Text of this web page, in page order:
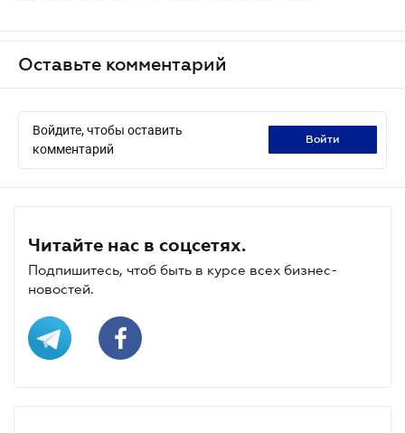
Оставьте комментарий
Войдите, чтобы оставить
комментарий
войти
Читайте нас в соцсетях.
Подпишитесь, чтоб быть в курсе всех бизнес-
новостей.